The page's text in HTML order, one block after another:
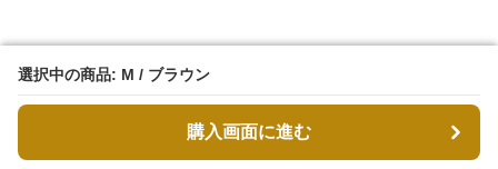
選択中の商品: M / ブラウン
購入画面に進む
選択中の商品: M / ブラウン
購入画面に進む